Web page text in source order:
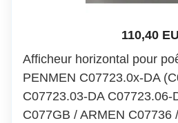
110,40
Afficheur horizontal pour
PENMEN C07723.0x-DA
C07723.03-DA C07723.06-
C077GB / ARMEN C07736